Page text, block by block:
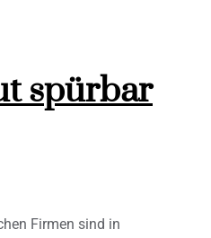
spürbar
Firmen sind in